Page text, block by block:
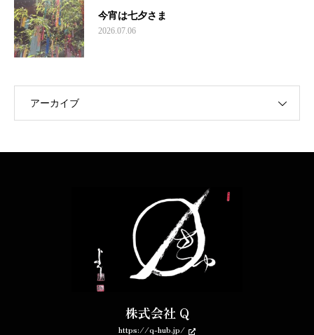
今宵は七夕さま
2026.07.06
アーカイブ
株式会社 Q
https://q-hub.jp/